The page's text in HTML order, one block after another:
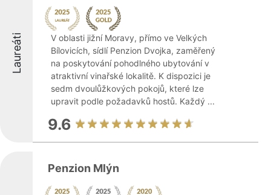
Laureáti
V oblasti jižní Moravy, přímo ve Velkých
Bílovicích, sídlí Penzion Dvojka, zaměřený
na poskytování pohodlného ubytování v
atraktivní vinařské lokalitě. K dispozici je
sedm dvoulůžkových pokojů, které lze
upravit podle požadavků hostů. Každý ...
9.6
Penzion Mlýn